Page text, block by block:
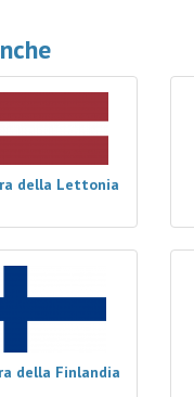
della Lettonia
della Finlandia